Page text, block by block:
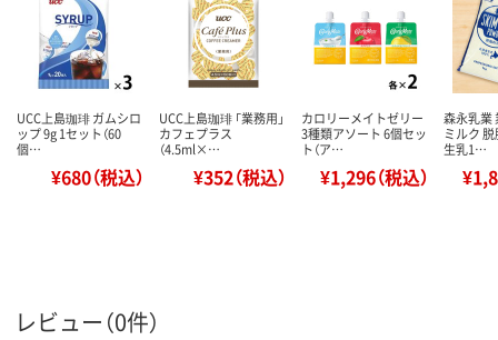
UCC上島珈琲 ガムシロ
ップ 9g 1セット（60
個…
¥680（税込）
UCC上島珈琲 「業務用」
カフェプラス
（4.5ml×…
¥352（税込）
カロリーメイトゼリー
3種類アソート 6個セッ
ト（ア…
¥1,296（税込）
森永乳業
ミルク
生乳1…
レビュー（0件）